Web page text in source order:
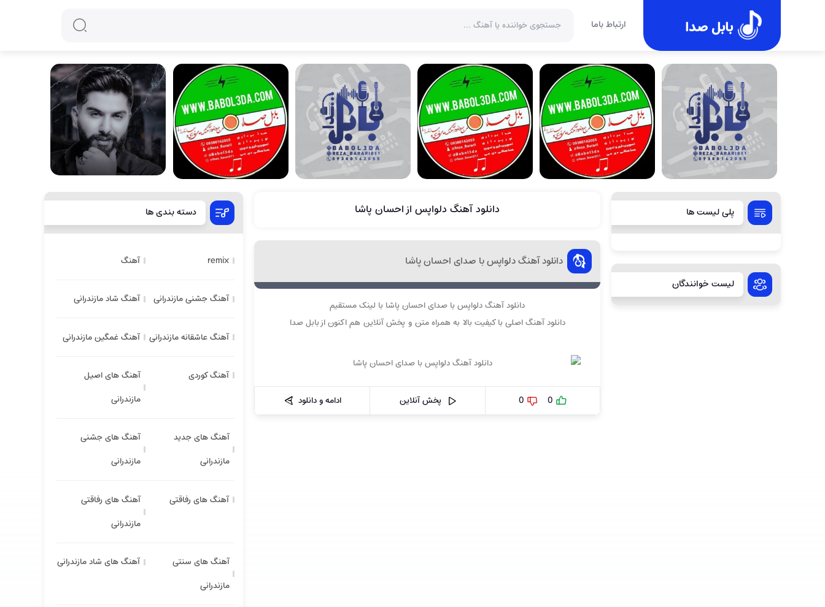
بابل صدا ارتباط باما
دانلود آهنگ دلواپس از احسان پاشا
دانلود آهنگ دلواپس با صدای احسان پاشا
دانلود آهنگ دلواپس با صدای احسان پاشا با لینک مستقیم
دانلود آهنگ اصلی با کیفیت بالا به همراه متن و پخش آنلاین هم اکنون از بابل صدا
0
0 پخش آنلاین ادامه و دانلود
پلی لیست ها
لیست خوانندگان
دسته بندی ها
remix آهنگ
آهنگ جشنی مازندرانی آهنگ شاد مازندرانی
آهنگ عاشقانه مازندرانی آهنگ غمگین مازندرانی
آهنگ کوردی
آهنگ های اصیل
مازندرانی
آهنگ های جدید
مازندرانی
آهنگ های جشنی
مازندرانی
آهنگ های رفاقتی
آهنگ های رفاقتی
مازندرانی
آهنگ های سنتی
مازندرانی
آهنگ های شاد مازندرانی